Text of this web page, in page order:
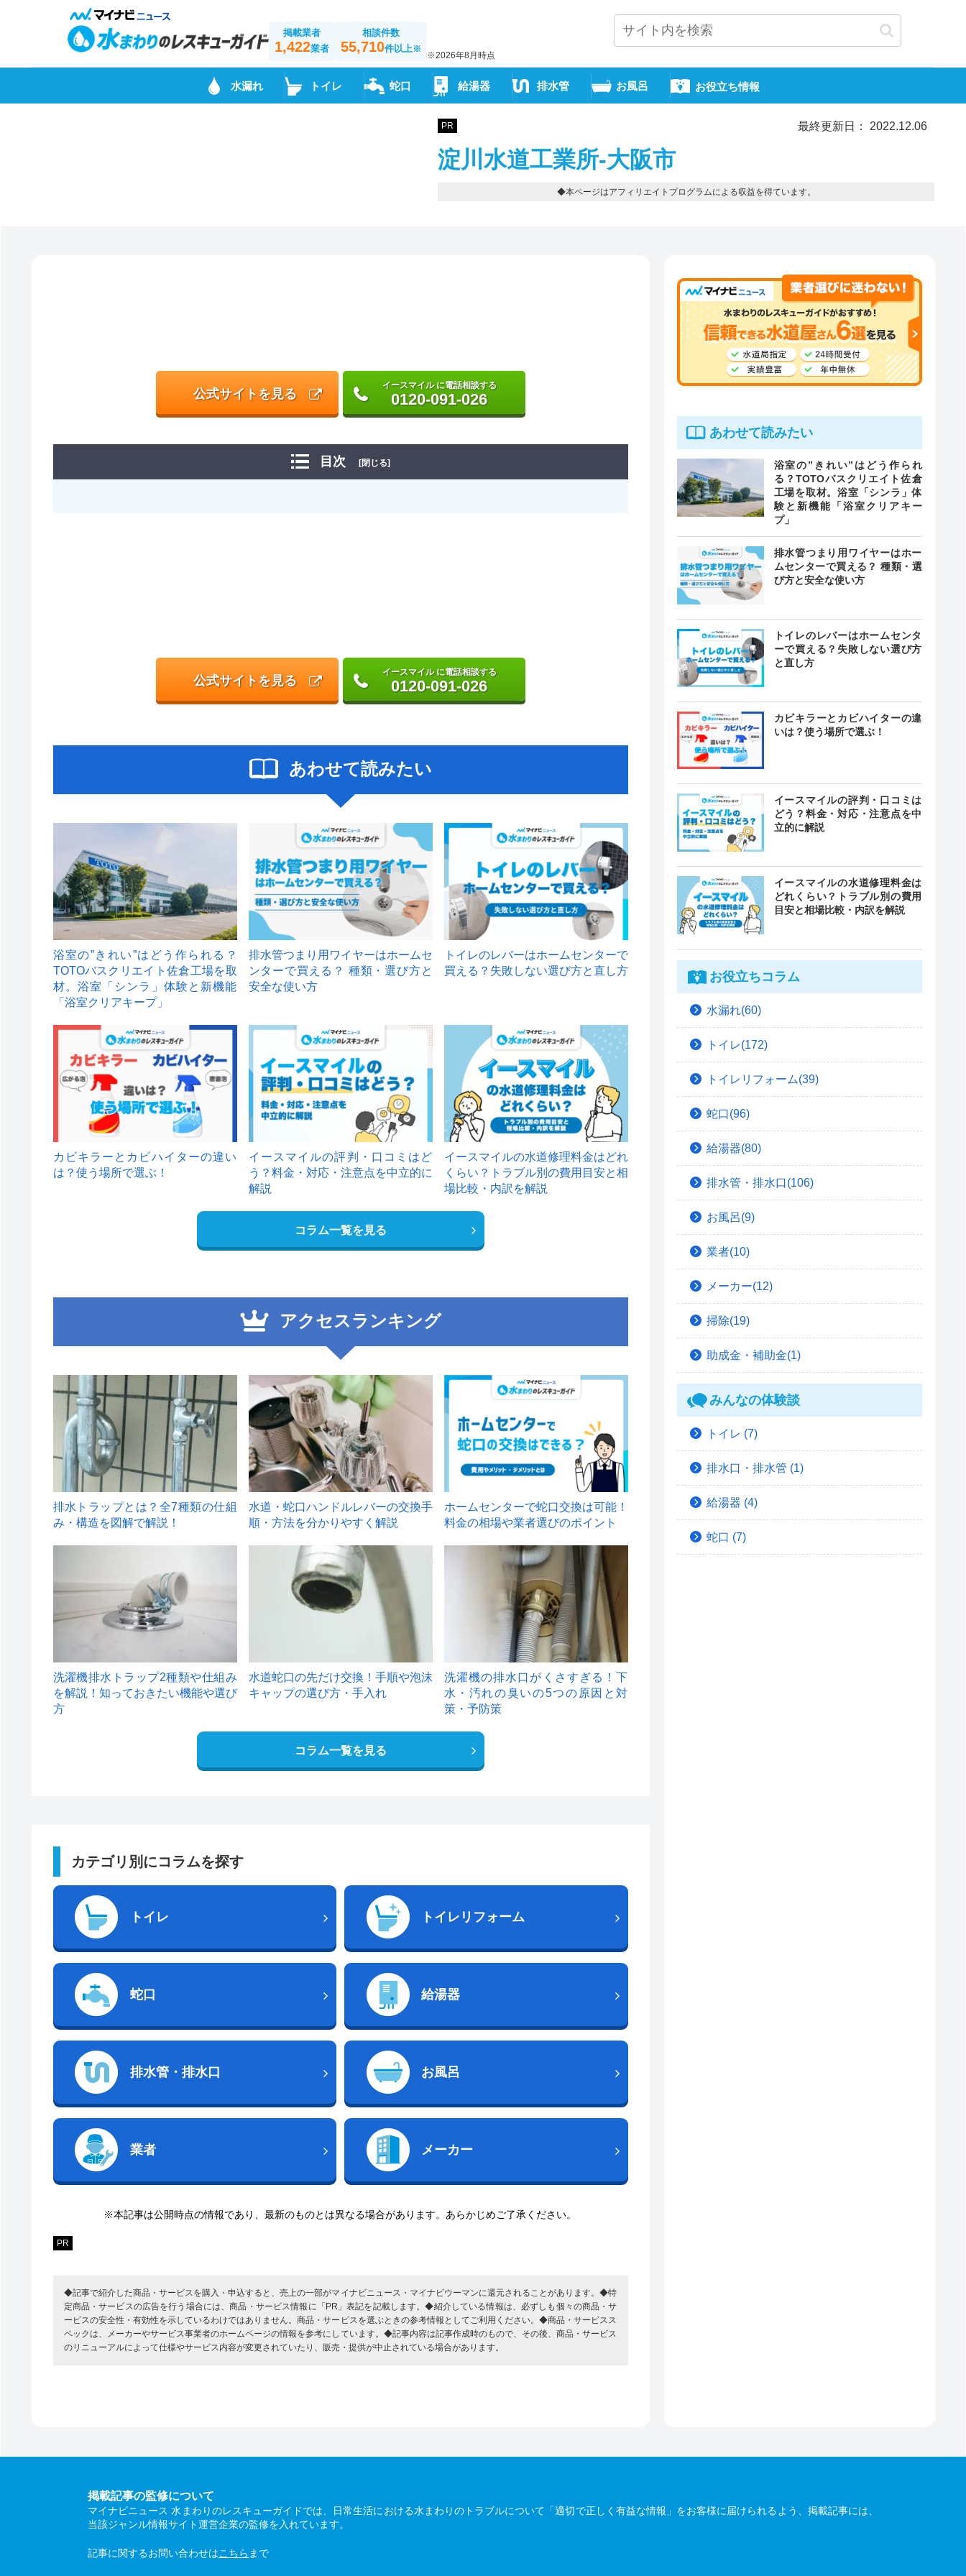
掲載業者
1,422業者
相談件数
55,710件以上※
※2026年8月時点
水漏れ トイレ 蛇口 給湯器 排水管 お風呂 お役立ち情報
PR 最終更新日： 2022.12.06
淀川水道工業所-大阪市
◆本ページはアフィリエイトプログラムによる収益を得ています。
公式サイトを見る
イースマイル に電話相談する
0120-091-026
目次 [閉じる]
公式サイトを見る
イースマイル に電話相談する
0120-091-026
あわせて読みたい
浴室の”きれい”はどう作られる？
TOTOバスクリエイト佐倉工場を取
材。浴室「シンラ」体験と新機能
「浴室クリアキープ」
排水管つまり用ワイヤーはホームセ
ンターで買える？ 種類・選び方と
安全な使い方
トイレのレバーはホームセンターで
買える？失敗しない選び方と直し方
カビキラーとカビハイターの違い
は？使う場所で選ぶ！
イースマイルの評判・口コミはど
う？料金・対応・注意点を中立的に
解説
イースマイルの水道修理料金はどれ
くらい？トラブル別の費用目安と相
場比較・内訳を解説
コラム一覧を見る
アクセスランキング
1
排水トラップとは？全7種類の仕組
み・構造を図解で解説！
2
水道・蛇口ハンドルレバーの交換手
順・方法を分かりやすく解説
ホームセンターで蛇口交換は可能！
料金の相場や業者選びのポイント
洗濯機排水トラップ2種類や仕組み
を解説！知っておきたい機能や選び
方
水道蛇口の先だけ交換！手順や泡沫
キャップの選び方・手入れ
洗濯機の排水口がくさすぎる！下
水・汚れの臭いの5つの原因と対
策・予防策
コラム一覧を見る
カテゴリ別にコラムを探す
トイレ トイレリフォーム
蛇口 給湯器
排水管・排水口 お風呂
業者 メーカー
※本記事は公開時点の情報であり、最新のものとは異なる場合があります。あらかじめご了承ください。
PR
◆記事で紹介した商品・サービスを購入・申込すると、売上の一部がマイナビニュース・マイナビウーマンに還元されることがあります。◆特
定商品・サービスの広告を行う場合には、商品・サービス情報に「PR」表記を記載します。◆紹介している情報は、必ずしも個々の商品・サ
ービスの安全性・有効性を示しているわけではありません。商品・サービスを選ぶときの参考情報としてご利用ください。◆商品・サービスス
ペックは、メーカーやサービス事業者のホームページの情報を参考にしています。◆記事内容は記事作成時のもので、その後、商品・サービス
のリニューアルによって仕様やサービス内容が変更されていたり、販売・提供が中止されている場合があります。
あわせて読みたい
浴室の”きれい”はどう作られ
る？TOTOバスクリエイト佐倉
工場を取材。浴室「シンラ」体
験と新機能「浴室クリアキー
プ」
排水管つまり用ワイヤーはホー
ムセンターで買える？ 種類・選
び方と安全な使い方
トイレのレバーはホームセンタ
ーで買える？失敗しない選び方
と直し方
カビキラーとカビハイターの違
いは？使う場所で選ぶ！
イースマイルの評判・口コミは
どう？料金・対応・注意点を中
立的に解説
イースマイルの水道修理料金は
どれくらい？トラブル別の費用
目安と相場比較・内訳を解説
お役立ちコラム
水漏れ(60)
トイレ(172)
トイレリフォーム(39)
蛇口(96)
給湯器(80)
排水管・排水口(106)
お風呂(9)
業者(10)
メーカー(12)
掃除(19)
助成金・補助金(1)
みんなの体験談
トイレ (7)
排水口・排水管 (1)
給湯器 (4)
蛇口 (7)
掲載記事の監修について
マイナビニュース 水まわりのレスキューガイドでは、日常生活における水まわりのトラブルについて「適切で正しく有益な情報」をお客様に届けられるよう、掲載記事には、
当該ジャンル情報サイト運営企業の監修を入れています。
記事に関するお問い合わせはこちら まで